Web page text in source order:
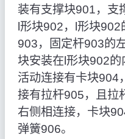
装有支撑块901，支
l形块902，l形块
903，固定杆903的
块安装在l形块902
活动连接有卡块904
接有拉杆905，且拉
右侧相连接，卡块
弹簧906。